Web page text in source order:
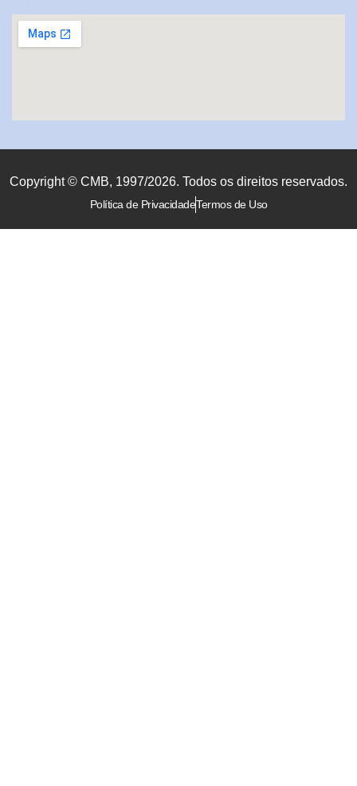
Copyright © CMB, 1997/2026. Todos os direitos reservados.
Política de PrivacidadeTermos de Uso